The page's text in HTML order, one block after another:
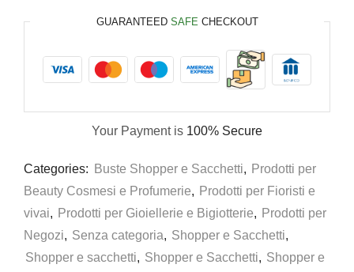
GUARANTEED SAFE CHECKOUT
Your Payment is 100% Secure
Categories: Buste Shopper e Sacchetti, Prodotti per
Beauty Cosmesi e Profumerie, Prodotti per Fioristi e
vivai, Prodotti per Gioiellerie e Bigiotterie, Prodotti per
Negozi, Senza categoria, Shopper e Sacchetti,
Shopper e sacchetti, Shopper e Sacchetti, Shopper e